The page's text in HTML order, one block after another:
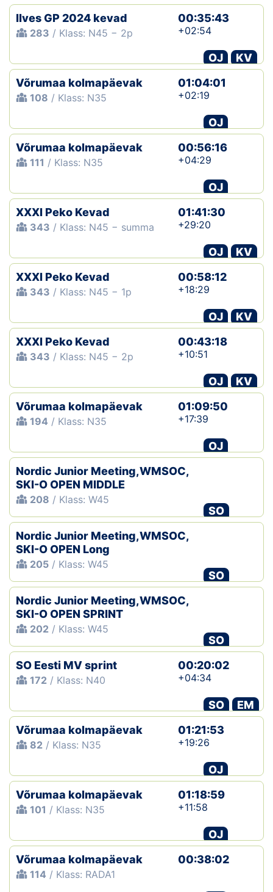
Ilves GP 2024 kevad
283 / Klass: N45 − 2p
00:35:43
+02:54
OJ
KV
Võrumaa kolmapäevak
108 / Klass: N35
01:04:01
+02:19
OJ
Võrumaa kolmapäevak
111 / Klass: N35
00:56:16
+04:29
OJ
XXXI Peko Kevad
343 / Klass: N45 − summa
01:41:30
+29:20
OJ
KV
XXXI Peko Kevad
343 / Klass: N45 − 1p
00:58:12
+18:29
OJ
KV
XXXI Peko Kevad
343 / Klass: N45 − 2p
00:43:18
+10:51
OJ
KV
Võrumaa kolmapäevak
194 / Klass: N35
01:09:50
+17:39
OJ
Nordic Junior Meeting,WMSOC,
SKI-O OPEN MIDDLE
208 / Klass: W45
SO
Nordic Junior Meeting,WMSOC,
SKI-O OPEN Long
205 / Klass: W45
SO
Nordic Junior Meeting,WMSOC,
SKI-O OPEN SPRINT
202 / Klass: W45
SO
SO Eesti MV sprint
172 / Klass: N40
00:20:02
+04:34
SO
EM
Võrumaa kolmapäevak
82 / Klass: N35
01:21:53
+19:26
OJ
Võrumaa kolmapäevak
101 / Klass: N35
01:18:59
+11:58
OJ
Võrumaa kolmapäevak
114 / Klass: RADA1
00:38:02